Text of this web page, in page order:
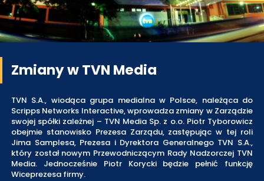
Zmiany w TVN Media
TVN S.A., wiodąca grupa medialna w Polsce, należąca do
Scripps Networks Interactive, wprowadza zmiany w Zarządzie
swojej spółki zależnej – TVN Media Sp. z o.o. Piotr Tyborowicz
obejmie stanowisko Prezesa Zarządu, zastępując w tej roli
Jima Samplesa, Prezesa i Dyrektora Generalnego TVN S.A.,
który został nowym Przewodniczącym Rady Nadzorczej TVN
Media. Jednocześnie Piotr Korycki będzie pełnić funkcję
Wiceprezesa firmy.